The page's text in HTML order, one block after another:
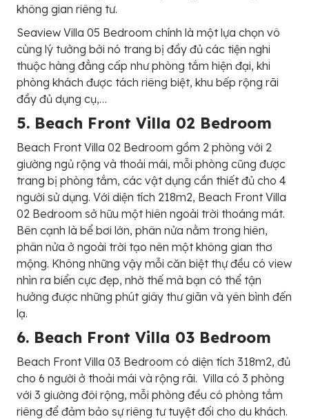
không gian riêng tư.
Seaview Villa 05 Bedroom chính là một lựa chọn vô
cùng lý tưởng bởi nó trang bị đầy đủ các tiện nghi
thuộc hàng đẳng cấp như phòng tắm hiện đại, khi
phòng khách được tách riêng biệt, khu bếp rộng rãi
đầy đủ dụng cụ,…
5. Beach Front Villa 02 Bedroom
Beach Front Villa 02 Bedroom gồm 2 phòng với 2
giường ngủ rộng và thoải mái, mỗi phòng cũng được
trang bị phòng tắm, các vật dụng cần thiết đủ cho 4
người sử dụng. Với diện tích 218m2, Beach Front Villa
02 Bedroom sở hữu một hiên ngoài trời thoáng mát.
Bên cạnh là bể bơi lớn, phân nửa nằm trong hiên,
phân nửa ở ngoài trời tạo nên một không gian thơ
mộng. Không những vậy mỗi căn biệt thự đều có view
nhìn ra biển cực đẹp, nhờ thế mà bạn có thể tận
hưởng được những phút giây thư giãn và yên bình đến
lạ.
6. Beach Front Villa 03 Bedroom
Beach Front Villa 03 Bedroom có diện tích 318m2, đủ
cho 6 người ở thoải mái và rộng rãi. Villa có 3 phòng
với 3 giường đôi rộng, mỗi phòng đều có phòng tắm
riêng để đảm bảo sự riêng tư tuyệt đối cho du khách.